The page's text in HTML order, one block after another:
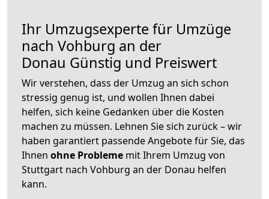
Ihr Umzugsexperte für Umzüge
nach Vohburg an der
Donau Günstig und Preiswert
Wir verstehen, dass der Umzug an sich schon
stressig genug ist, und wollen Ihnen dabei
helfen, sich keine Gedanken über die Kosten
machen zu müssen. Lehnen Sie sich zurück – wir
haben garantiert passende Angebote für Sie, das
Ihnen ohne Probleme mit Ihrem Umzug von
Stuttgart nach Vohburg an der Donau helfen
kann.